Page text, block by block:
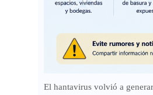
El hantavirus volvió a